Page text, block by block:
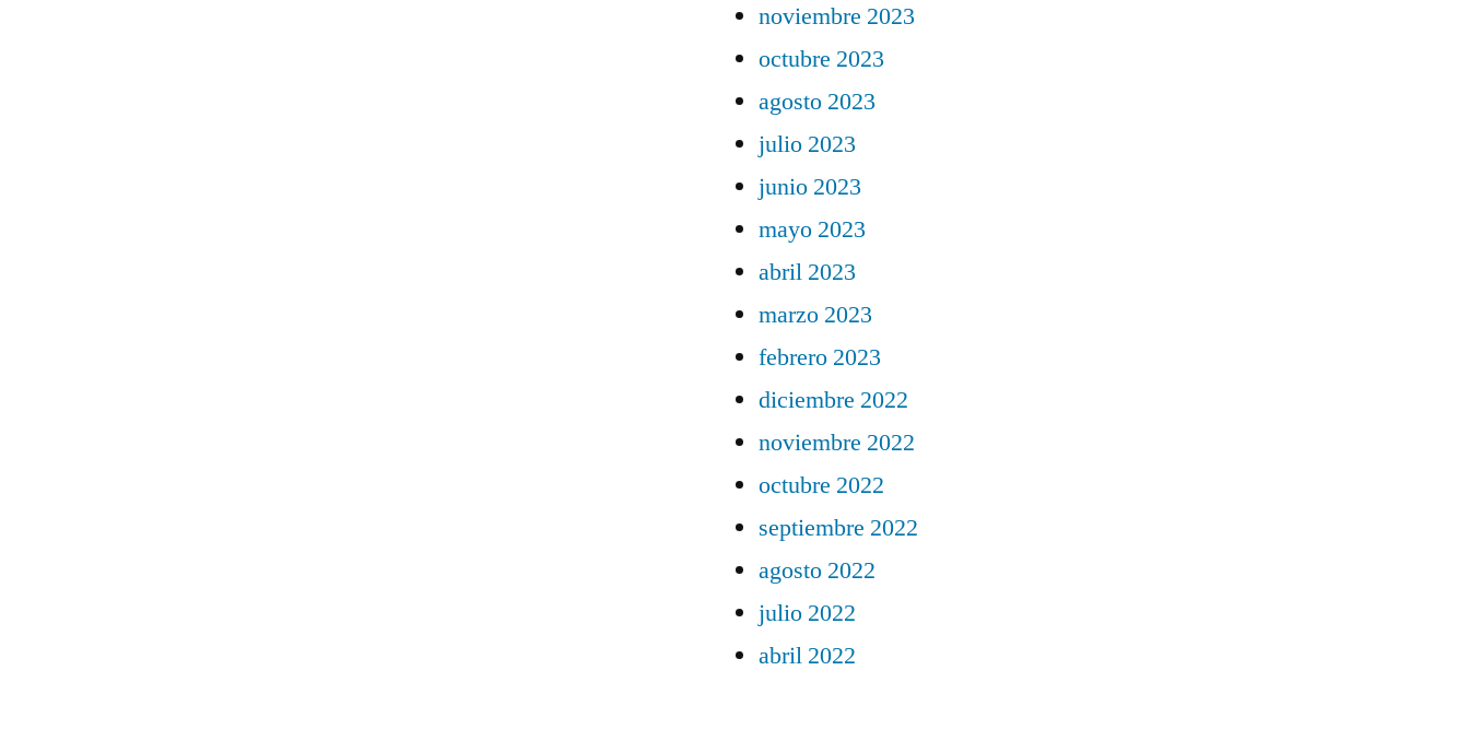
noviembre 2023
octubre 2023
agosto 2023
julio 2023
junio 2023
mayo 2023
abril 2023
marzo 2023
febrero 2023
diciembre 2022
noviembre 2022
octubre 2022
septiembre 2022
agosto 2022
julio 2022
abril 2022